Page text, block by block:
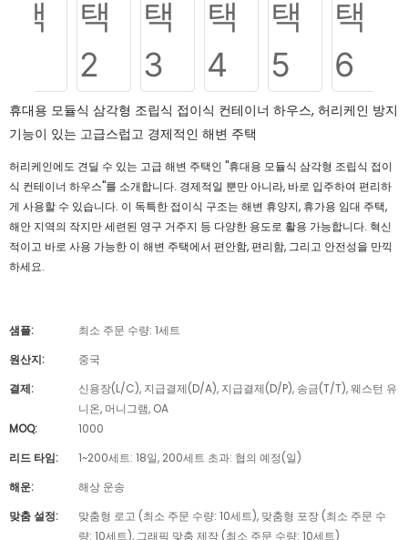
휴대용 모듈식 삼각형 조립식 접이식 컨테이너 하우스, 허리케인 방지
기능이 있는 고급스럽고 경제적인 해변 주택
허리케인에도 견딜 수 있는 고급 해변 주택인 "휴대용 모듈식 삼각형 조립식 접이
식 컨테이너 하우스"를 소개합니다. 경제적일 뿐만 아니라, 바로 입주하여 편리하
게 사용할 수 있습니다. 이 독특한 접이식 구조는 해변 휴양지, 휴가용 임대 주택,
해안 지역의 작지만 세련된 영구 거주지 등 다양한 용도로 활용 가능합니다. 혁신
적이고 바로 사용 가능한 이 해변 주택에서 편안함, 편리함, 그리고 안전성을 만끽
하세요.
샘플:
최소 주문 수량: 1세트
원산지:
중국
결제:
신용장(L/C), 지급결제(D/A), 지급결제(D/P), 송금(T/T), 웨스턴 유
니온, 머니그램, OA
MOQ:
1000
리드 타임:
1~200세트: 18일, 200세트 초과: 협의 예정(일)
해운:
해상 운송
맞춤 설정:
맞춤형 로고 (최소 주문 수량: 10세트), 맞춤형 포장 (최소 주문 수
량: 10세트), 그래픽 맞춤 제작 (최소 주문 수량: 10세트)